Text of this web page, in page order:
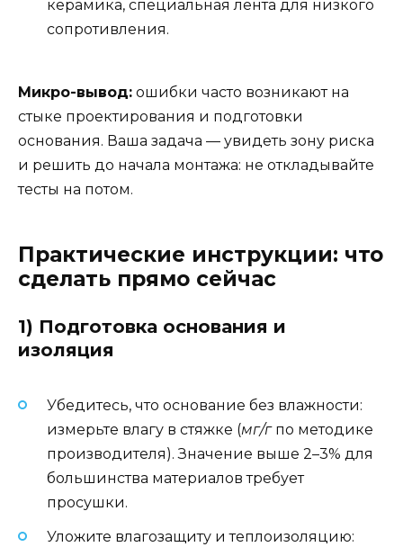
керамика, специальная лента для низкого
сопротивления.
Микро-вывод: ошибки часто возникают на
стыке проектирования и подготовки
основания. Ваша задача — увидеть зону риска
и решить до начала монтажа: не откладывайте
тесты на потом.
Практические инструкции: что
сделать прямо сейчас
1) Подготовка основания и
изоляция
Убедитесь, что основание без влажности:
измерьте влагу в стяжке (мг/гпо методике
производителя). Значение выше 2–3% для
большинства материалов требует
просушки.
Уложите влагозащиту и теплоизоляцию: